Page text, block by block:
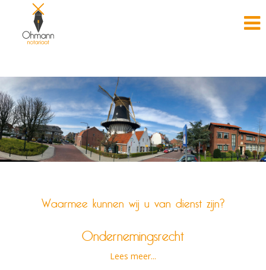
Waarmee kunnen wij u van dienst zijn?
Ondernemingsrecht
Lees meer...